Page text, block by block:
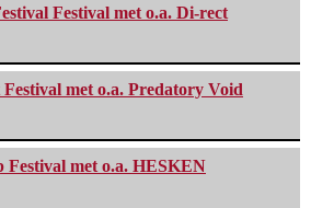
Festival met o.a. Di-rect
Festival met o.a. Predatory Void
Festival met o.a. HESKEN